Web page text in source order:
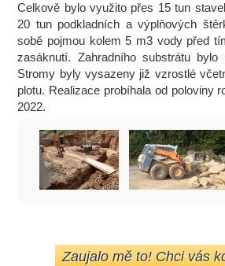
Celkově bylo využito přes 15 tun
20 tun podkladních a výplňových
sobě pojmou kolem 5 m3 vody před
zasáknutí. Zahradního substrátu
Stromy byly vysazeny již vzrostlé
plotu. Realizace probíhala od poloviny
2022.
Zaujalo mě to!Chci vás